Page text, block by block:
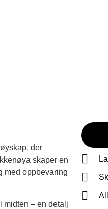
der
skaper en
med oppbevaring
midten – en detalj